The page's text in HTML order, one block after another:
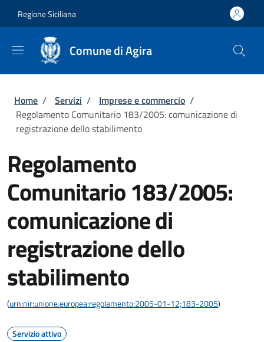
Regione Siciliana
Comune di Agira
Briciole di pane
Home / Servizi / Imprese e commercio /
Regolamento Comunitario 183/2005: comunicazione di
registrazione dello stabilimento
Regolamento
Comunitario 183/2005:
comunicazione di
registrazione dello
stabilimento
(urn:nir:unione.europea:regolamento:2005-01-12;183-2005)
Servizio attivo